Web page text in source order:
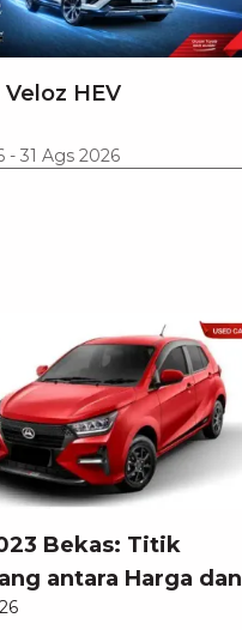
HEV
- 31 Ags 2026
Bekas: Titik
antara Harga dan
Teknologi